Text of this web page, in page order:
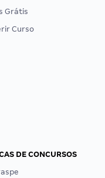
Grátis
Curso
DE CONCURSOS